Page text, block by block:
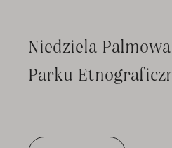
Niedziela
Parku